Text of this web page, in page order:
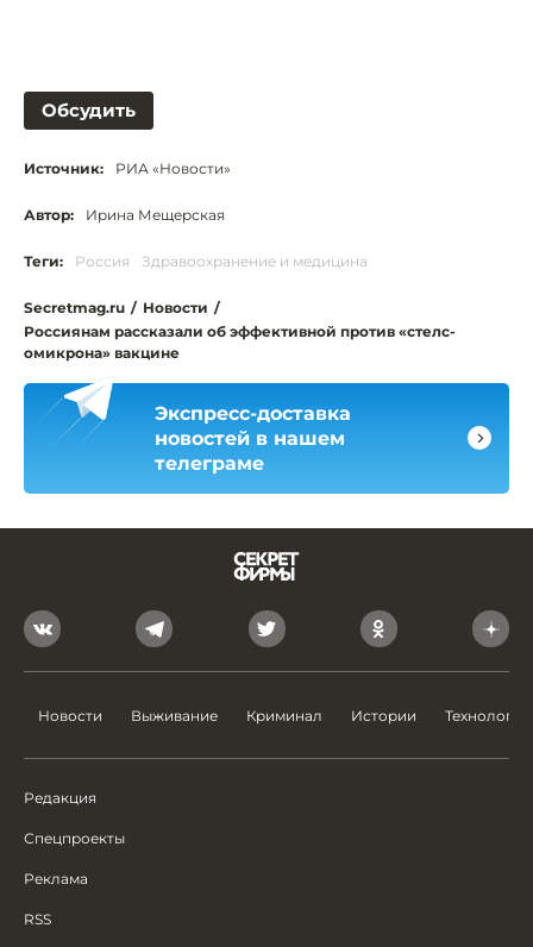
Обсудить
Источник: РИА «Новости»
Автор: Ирина Мещерская
Теги: Россия Здравоохранение и медицина
Secretmag.ru / Новости /
Россиянам рассказали об эффективной против «стелс-
омикрона» вакцине
Экспресс-доставка
новостей в нашем
телеграме
Новости Выживание Криминал Истории Технологии
Редакция
Спецпроекты
Реклама
RSS